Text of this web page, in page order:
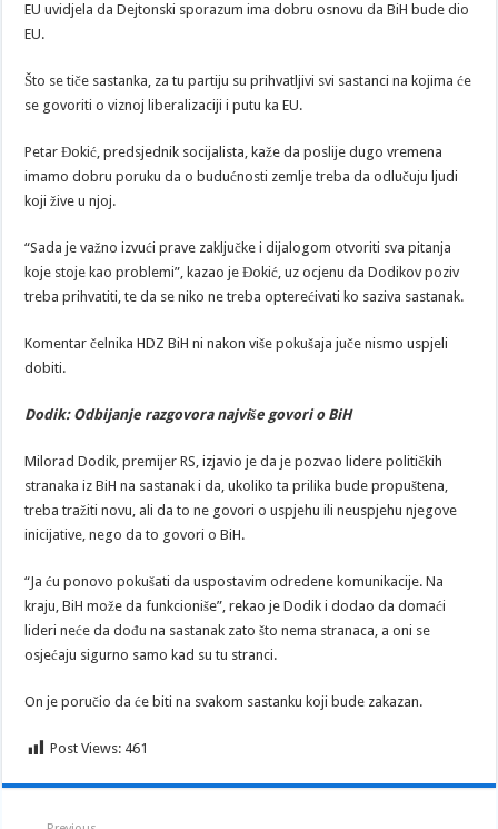
EU uvidjela da Dejtonski sporazum ima dobru osnovu da BiH bude dio
EU.
Što se tiče sastanka, za tu partiju su prihvatljivi svi sastanci na kojima će
se govoriti o viznoj liberalizaciji i putu ka EU.
Petar Đokić, predsjednik socijalista, kaže da poslije dugo vremena
imamo dobru poruku da o budućnosti zemlje treba da odlučuju ljudi
koji žive u njoj.
“Sada je važno izvući prave zaključke i dijalogom otvoriti sva pitanja
koje stoje kao problemi”, kazao je Đokić, uz ocjenu da Dodikov poziv
treba prihvatiti, te da se niko ne treba opterećivati ko saziva sastanak.
Komentar čelnika HDZ BiH ni nakon više pokušaja juče nismo uspjeli
dobiti.
Dodik: Odbijanje razgovora najviše govori o BiH
Milorad Dodik, premijer RS, izjavio je da je pozvao lidere političkih
stranaka iz BiH na sastanak i da, ukoliko ta prilika bude propuštena,
treba tražiti novu, ali da to ne govori o uspjehu ili neuspjehu njegove
inicijative, nego da to govori o BiH.
“Ja ću ponovo pokušati da uspostavim odredene komunikacije. Na
kraju, BiH može da funkcioniše”, rekao je Dodik i dodao da domaći
lideri neće da dođu na sastanak zato što nema stranaca, a oni se
osjećaju sigurno samo kad su tu stranci.
On je poručio da će biti na svakom sastanku koji bude zakazan.
Post Views: 461